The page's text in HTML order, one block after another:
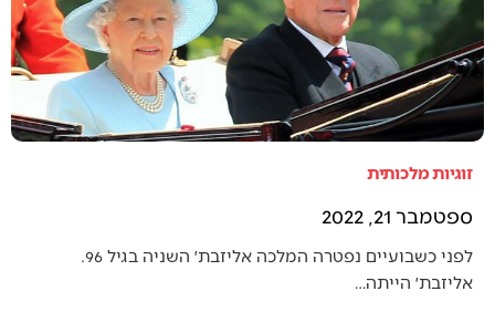
זוגיות מלכותית
ספטמבר 21, 2022
אליזבת׳ הייתה…